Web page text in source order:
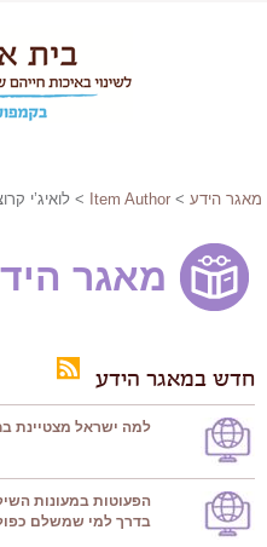
מאגר הידע >
Item Author > לואיג’י
מאגר
חדש במאגר הידע
למה ישראל מצטיינת
הפעוטות במעונות
בדרך למי שמשלם